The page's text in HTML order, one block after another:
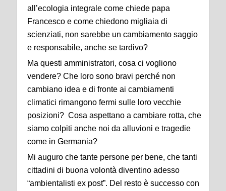
all’ecologia integrale come chiede papa
Francesco e come chiedono migliaia di
scienziati, non sarebbe un cambiamento saggio
e responsabile, anche se tardivo?
Ma questi amministratori, cosa ci vogliono
vendere? Che loro sono bravi perché non
cambiano idea e di fronte ai cambiamenti
climatici rimangono fermi sulle loro vecchie
posizioni? Cosa aspettano a cambiare rotta, che
siamo colpiti anche noi da alluvioni e tragedie
come in Germania?
Mi auguro che tante persone per bene, che tanti
cittadini di buona volontà diventino adesso
“ambientalisti ex post”. Del resto è successo con